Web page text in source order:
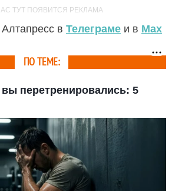
в Телеграме и в Max
ПО ТЕМЕ:
вы перетренировались: 5